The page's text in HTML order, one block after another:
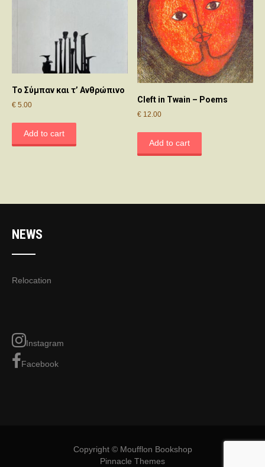
Το Σύμπαν και τ’ Ανθρώπινο
€ 5.00
Add to cart
Cleft in Twain – Poems
€ 12.00
Add to cart
NEWS
Relocation
Instagram
Facebook
Copyright © Moufflon Bookshop
Pinnacle Themes